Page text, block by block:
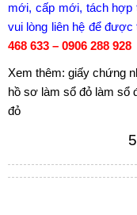
mới, cấp mới, tách hợp
vui lòng liên hệ để
468 633 – 0906 288 928
Xem thêm: giấy chứng
hồ sơ làm sổ đỏ làm sổ
đỏ